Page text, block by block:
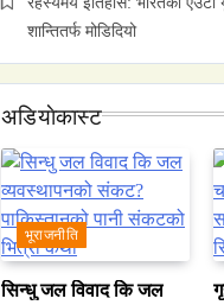
शान्तितर्फ मोडिदियो
अडियाेकास्ट
भूराजनीति
सिन्धु जल विवाद कि जल